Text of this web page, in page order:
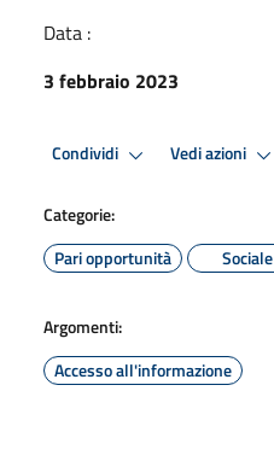
Data :
3 febbraio 2023
Condividi Vedi azioni
Categorie:
Pari opportunità
Sociale
Argomenti:
Accesso all'informazione